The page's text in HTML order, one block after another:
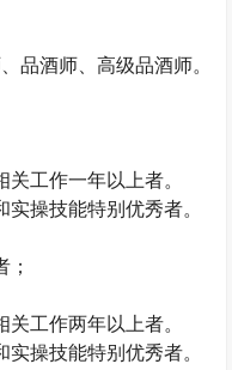
、品酒师 、高级品酒师。
工作一年以上者。
操技能特别优秀者。
；
工作两年以上者。
操技能特别优秀者。